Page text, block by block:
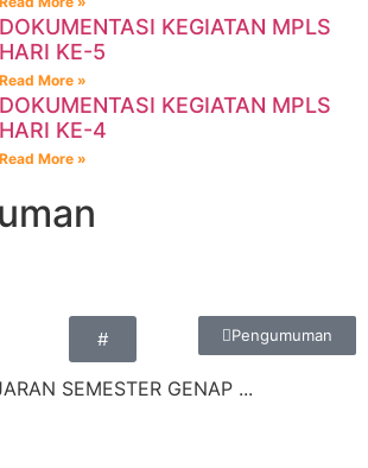
DOKUMENTASI KEGIATAN MPLS
HARI KE-5
Read More »
DOKUMENTASI KEGIATAN MPLS
HARI KE-4
Read More »
Pengumuman
#
SEMESTER GENAP ...